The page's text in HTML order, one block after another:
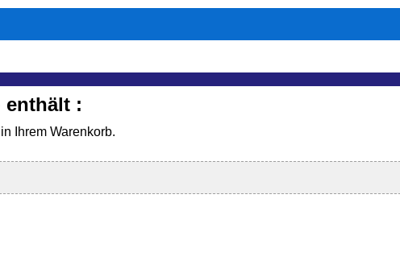
enthält :
Ihrem Warenkorb.